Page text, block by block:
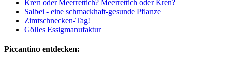
Kren oder Meerrettich? Meerrettich oder Kren?
Salbei - eine schmackhaft-gesunde Pflanze
Zimtschnecken-Tag!
Gölles Essigmanufaktur
Piccantino entdecken: